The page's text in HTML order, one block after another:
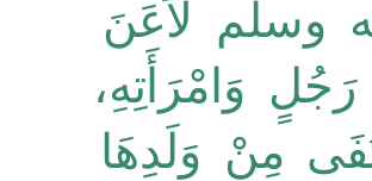
وسلم لاَعَنَ
وَامْرَأَتِهِ،
مِنْ وَلَدِهَا